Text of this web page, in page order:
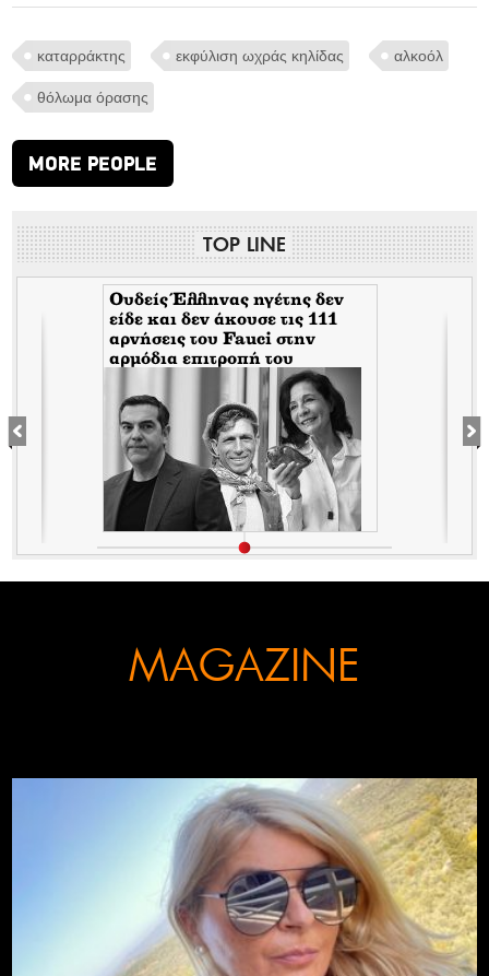
καταρράκτης εκφύλιση ωχράς κηλίδας αλκοόλ
θόλωμα όρασης
MORE PEOPLE
TOP LINE
Ουδείς Έλληνας ηγέτης δεν
είδε και δεν άκουσε τις 111
αρνήσεις του Fauci στην
αρμόδια επιτροπή του
Κογκρέσου. Δείτε γιατί!
MAGAZINE